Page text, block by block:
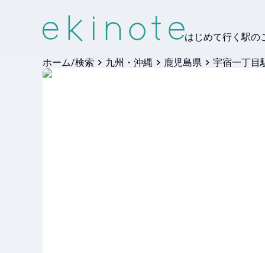
はじめて行く駅の
ホーム/検索 九州・沖縄 鹿児島県 宇宿一丁目